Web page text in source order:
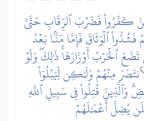
كَفَرُواْ فَضَرۡبَ ٱلرِّقَابِ حَتَّىٰٓ
فَشُدُّواْ ٱلۡوَثَاقَ فَإِمَّا مَنَّۢا بَعۡدُ
تَضَعَ ٱلۡحَرۡبُ أَوۡزَارَهَاۚ ذَٰلِكَۖ وَلَوۡ
مِنۡهُمۡ وَلَٰكِن لِّيَبۡلُوَاْ
قُتِلُواْ فِي سَبِيلِ ٱللَّهِ
يُضِلَّ أَعۡمَٰلَهُمۡ